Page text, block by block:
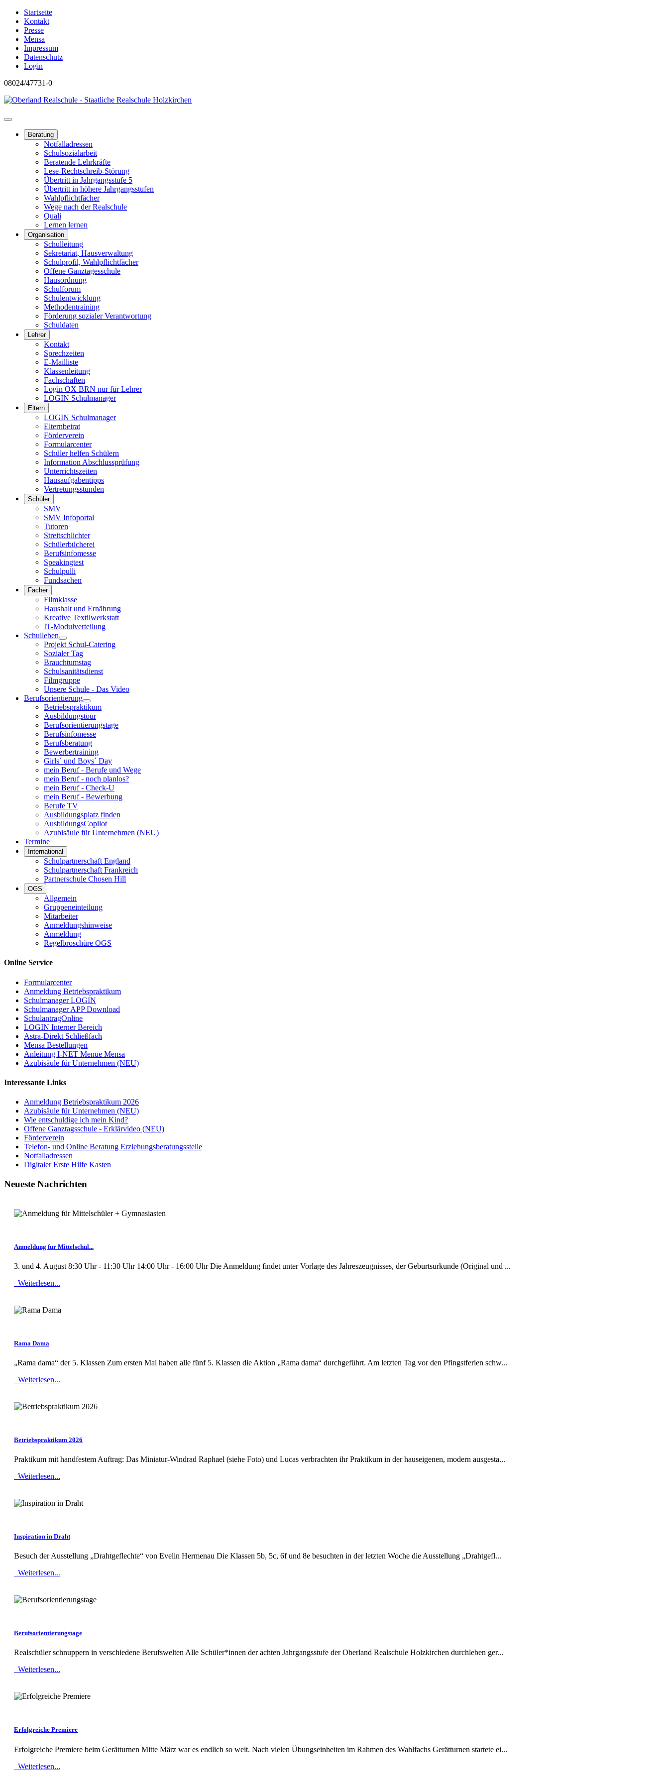
Startseite
Kontakt
Presse
Mensa
Impressum
Datenschutz
Login
08024/47731-0
Beratung
Notfalladressen
Schulsozialarbeit
Beratende Lehrkräfte
Lese-Rechtschreib-Störung
Übertritt in Jahrgangsstufe 5
Übertritt in höhere Jahrgangsstufen
Wahlpflichtfächer
Wege nach der Realschule
Quali
Lernen lernen
Organisation
Schulleitung
Sekretariat, Hausverwaltung
Schulprofil, Wahlpflichtfächer
Offene Ganztagesschule
Hausordnung
Schulforum
Schulentwicklung
Methodentraining
Förderung sozialer Verantwortung
Schuldaten
Lehrer
Kontakt
Sprechzeiten
E-Mailliste
Klassenleitung
Fachschaften
Login OX BRN nur für Lehrer
LOGIN Schulmanager
Eltern
LOGIN Schulmanager
Elternbeirat
Förderverein
Formularcenter
Schüler helfen Schülern
Information Abschlussprüfung
Unterrichtszeiten
Hausaufgabentipps
Vertretungsstunden
Schüler
SMV
SMV Infoportal
Tutoren
Streitschlichter
Schülerbücherei
Berufsinfomesse
Speakingtest
Schulpulli
Fundsachen
Fächer
Filmklasse
Haushalt und Ernährung
Kreative Textilwerkstatt
IT-Modulverteilung
Schulleben
Projekt Schul-Catering
Sozialer Tag
Brauchtumstag
Schulsanitätsdienst
Filmgruppe
Unsere Schule - Das Video
Berufsorientierung
Betriebspraktikum
Ausbildungstour
Berufsorientierungstage
Berufsinfomesse
Berufsberatung
Bewerbertraining
Girls´ und Boys´ Day
mein Beruf - Berufe und Wege
mein Beruf - noch planlos?
mein Beruf - Check-U
mein Beruf - Bewerbung
Berufe TV
Ausbildungsplatz finden
AusbildungsCopilot
Azubisäule für Unternehmen (NEU)
Termine
International
Schulpartnerschaft England
Schulpartnerschaft Frankreich
Partnerschule Chosen Hill
OGS
Allgemein
Gruppeneinteilung
Mitarbeiter
Anmeldungshinweise
Anmeldung
Regelbroschüre OGS
Online Service
Formularcenter
Anmeldung Betriebspraktikum
Schulmanager LOGIN
Schulmanager APP Download
SchulantragOnline
LOGIN Interner Bereich
Astra-Direkt Schließfach
Mensa Bestellungen
Anleitung I-NET Menue Mensa
Azubisäule für Unternehmen (NEU)
Interessante Links
Anmeldung Betriebspraktikum 2026
Azubisäule für Unternehmen (NEU)
Wie entschuldige ich mein Kind?
Offene Ganztagsschule - Erklärvideo (NEU)
Förderverein
Telefon- und Online Beratung Erziehungsberatungsstelle
Notfalladressen
Digitaler Erste Hilfe Kasten
Neueste Nachrichten
Anmeldung für Mittelschül...
3. und 4. August 8:30 Uhr - 11:30 Uhr 14:00 Uhr - 16:00 Uhr Die Anmeldung findet unter Vorlage des Jahreszeugnisses, der Geburtsurkunde (Original und ...
Weiterlesen...
Rama Dama
„Rama dama“ der 5. Klassen Zum ersten Mal haben alle fünf 5. Klassen die Aktion „Rama dama“ durchgeführt. Am letzten Tag vor den Pfingstferien schw...
Weiterlesen...
Betriebspraktikum 2026
Praktikum mit handfestem Auftrag: Das Miniatur-Windrad Raphael (siehe Foto) und Lucas verbrachten ihr Praktikum in der hauseigenen, modern ausgesta...
Weiterlesen...
Inspiration in Draht
Besuch der Ausstellung „Drahtgeflechte“ von Evelin Hermenau Die Klassen 5b, 5c, 6f und 8e besuchten in der letzten Woche die Ausstellung „Drahtgefl...
Weiterlesen...
Berufsorientierungstage
Realschüler schnuppern in verschiedene Berufswelten Alle Schüler*innen der achten Jahrgangsstufe der Oberland Realschule Holzkirchen durchleben ger...
Weiterlesen...
Erfolgreiche Premiere
Erfolgreiche Premiere beim Gerätturnen Mitte März war es endlich so weit. Nach vielen Übungseinheiten im Rahmen des Wahlfachs Gerätturnen startete ei...
Weiterlesen...